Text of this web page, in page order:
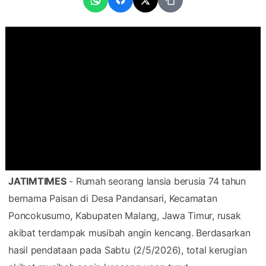
JATIMTIMES- Rumah seorang lansia berusia 74 tahun
bernama Paisan di Desa Pandansari, Kecamatan
Poncokusumo, Kabupaten Malang, Jawa Timur, rusak
akibat terdampak musibah angin kencang. Berdasarkan
hasil pendataan pada Sabtu (2/5/2026), total kerugian